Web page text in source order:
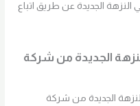
الجديدة عن طريق اتباع
الجديدة من شركة
الجديدة من شركة